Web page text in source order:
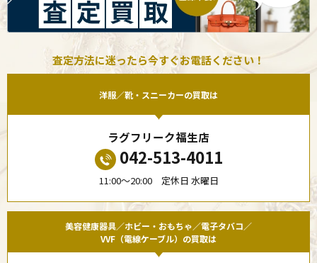
査定方法に迷ったら今すぐお電話ください！
洋服／靴・スニーカーの買取は
ラグフリーク福生店
042-513-4011
11:00〜20:00 定休日 水曜日
美容健康器具／ホビー・おもちゃ／電子タバコ／
VVF（電線ケーブル）の買取は